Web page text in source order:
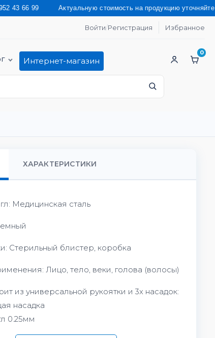
Актуальную стоимость на продукцию уточняйте у наших
Войти/Регистрация Избранное
Интернет-магазин
0
ХАРАКТЕРИСТИКИ
Медицинская сталь
Стерильный блистер, коробка
Лицо, тело, веки, голова (волосы)
из универсальной рукоятки и 3х насадок:
насадка
0.25мм
0.5мм